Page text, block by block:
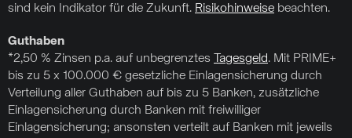
sind kein Indikator für die Zukunft. Risikohinweise beachten.
Guthaben
*2,50 % Zinsen p.a. auf unbegrenztes Tagesgeld. Mit PRIME+
bis zu 5 x 100.000 € gesetzliche Einlagensicherung durch
Verteilung aller Guthaben auf bis zu 5 Banken, zusätzliche
Einlagensicherung durch Banken mit freiwilliger
Einlagensicherung; ansonsten verteilt auf Banken mit jeweils